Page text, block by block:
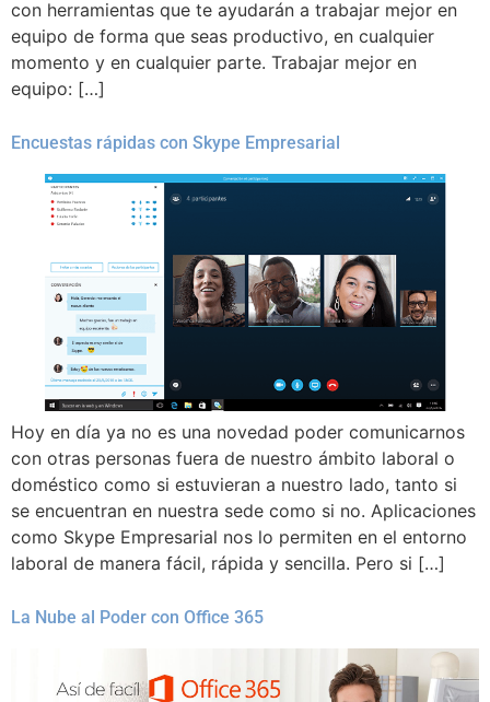
con herramientas que te ayudarán a trabajar mejor en
equipo de forma que seas productivo, en cualquier
momento y en cualquier parte. Trabajar mejor en
equipo: […]
Encuestas rápidas con Skype Empresarial
Hoy en día ya no es una novedad poder comunicarnos
con otras personas fuera de nuestro ámbito laboral o
doméstico como si estuvieran a nuestro lado, tanto si
se encuentran en nuestra sede como si no. Aplicaciones
como Skype Empresarial nos lo permiten en el entorno
laboral de manera fácil, rápida y sencilla. Pero si […]
La Nube al Poder con Office 365